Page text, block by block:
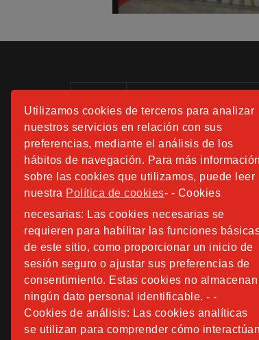
Utilizamos cookies de terceros para analizar
nuestros servicios en relación con sus
preferencias, mediante el análisis de los
hábitos de navegación. Para más información
sobre las cookies que utilizamos, puede leer
nuestra Política de cookies- - Cookies
necesarias: Las cookies necesarias se
requieren para habilitar las funciones
de este sitio, como proporcionar un inicio de
sesión seguro o ajustar sus preferencias de
consentimiento. Estas cookies no almacenan
ningún dato personal identificable. - -
Cookies de análisis: Las cookies analíticas
se utilizan para comprender cómo interactúan
Información:
Tels.: 91 508 01 40 -41-42
Aviso Legal
Política de Privacidad
Información Adicional Protección de Datos
CANAL DE DENUNCIAS